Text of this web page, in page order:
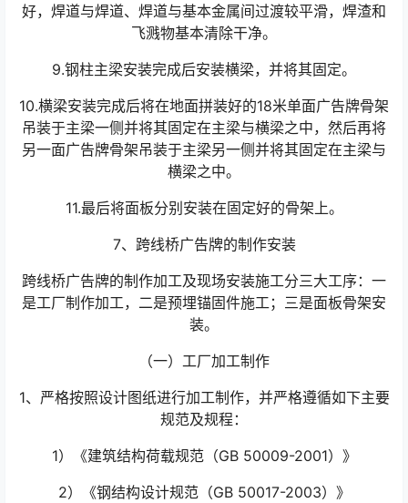
好，焊道与焊道、焊道与基本金属间过渡较平滑，焊渣和
飞溅物基本清除干净。
9.钢柱主梁安装完成后安装横梁，并将其固定。
10.横梁安装完成后将在地面拼装好的18米单面广告牌骨架
吊装于主梁一侧并将其固定在主梁与横梁之中，然后再将
另一面广告牌骨架吊装于主梁另一侧并将其固定在主梁与
横梁之中。
11.最后将面板分别安装在固定好的骨架上。
7、跨线桥广告牌的制作安装
跨线桥广告牌的制作加工及现场安装施工分三大工序：一
是工厂制作加工，二是预埋锚固件施工；三是面板骨架安
装。
（一）工厂加工制作
1、严格按照设计图纸进行加工制作，并严格遵循如下主要
规范及规程：
1）《建筑结构荷载规范（GB 50009-2001）》
2）《钢结构设计规范（GB 50017-2003）》